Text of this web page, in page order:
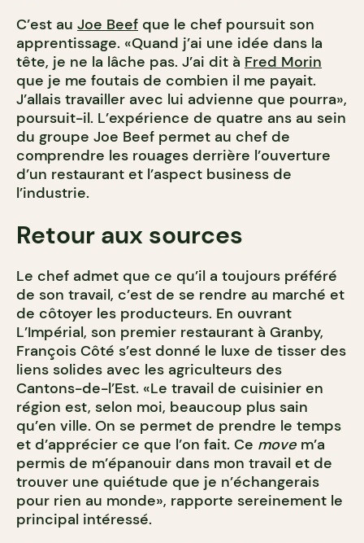
C’est au Joe Beef que le chef poursuit son
apprentissage. «Quand j’ai une idée dans la
tête, je ne la lâche pas. J’ai dit à Fred Morin
que je me foutais de combien il me payait.
J’allais travailler avec lui advienne que pourra»,
poursuit-il. L’expérience de quatre ans au sein
du groupe Joe Beef permet au chef de
comprendre les rouages derrière l’ouverture
d’un restaurant et l’aspect business de
l’industrie.
Retour aux sources
Le chef admet que ce qu’il a toujours préféré
de son travail, c’est de se rendre au marché et
de côtoyer les producteurs. En ouvrant
L’Impérial, son premier restaurant à Granby,
François Côté s’est donné le luxe de tisser des
liens solides avec les agriculteurs des
Cantons-de-l’Est. «Le travail de cuisinier en
région est, selon moi, beaucoup plus sain
qu’en ville. On se permet de prendre le temps
et d’apprécier ce que l’on fait. Ce move m’a
permis de m’épanouir dans mon travail et de
trouver une quiétude que je n’échangerais
pour rien au monde», rapporte sereinement le
principal intéressé.